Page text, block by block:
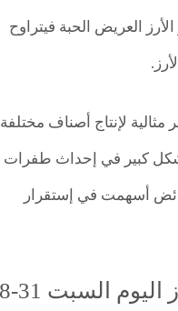
إلي 23000 جنيه، أما سعر الأرز العريض الحبة فيتراوح
لإنتاج أصناف مختلفة
بشكل كبير في إحداث طفرات
أسهمت في إستقرار